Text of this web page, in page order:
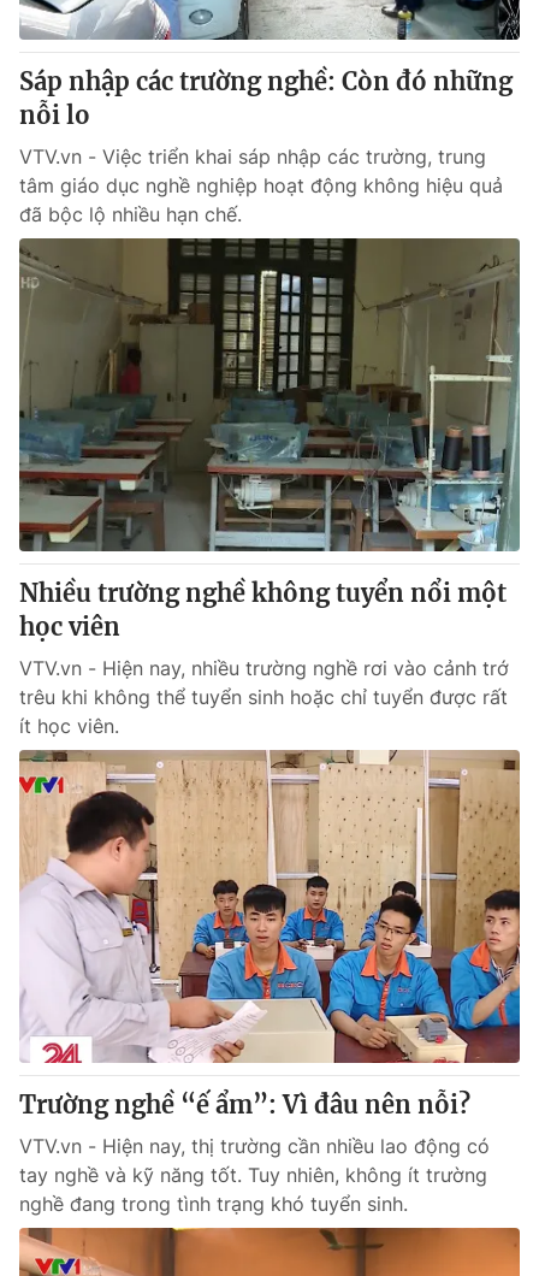
Sáp nhập các trường nghề: Còn đó những
nỗi lo
VTV.vn - Việc triển khai sáp nhập các trường, trung
tâm giáo dục nghề nghiệp hoạt động không hiệu quả
đã bộc lộ nhiều hạn chế.
Nhiều trường nghề không tuyển nổi một
học viên
VTV.vn - Hiện nay, nhiều trường nghề rơi vào cảnh trớ
trêu khi không thể tuyển sinh hoặc chỉ tuyển được rất
ít học viên.
Trường nghề “ế ẩm”: Vì đâu nên nỗi?
VTV.vn - Hiện nay, thị trường cần nhiều lao động có
tay nghề và kỹ năng tốt. Tuy nhiên, không ít trường
nghề đang trong tình trạng khó tuyển sinh.